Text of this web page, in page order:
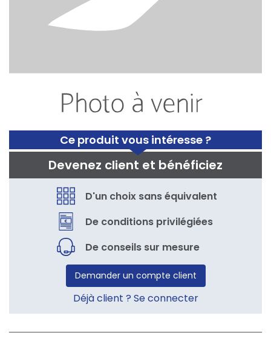
Ce produit vous intéresse ?
Devenez client et bénéficiez
D'un choix sans équivalent
De conditions privilégiées
De conseils sur mesure
Demander un compte client
Déjà client ? Se connecter